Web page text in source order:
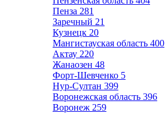
Пенза 281
Заречный 21
Кузнецк 20
Мангистауская область 400
Актау 220
Жанаозен 48
Форт-Шевченко 5
Нур-Султан 399
Воронежская область 396
Воронеж 259